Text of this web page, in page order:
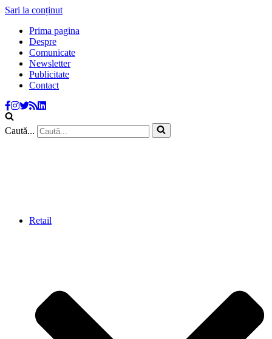
Sari la conținut
Prima pagina
Despre
Comunicate
Newsletter
Publicitate
Contact
Caută...
Retail